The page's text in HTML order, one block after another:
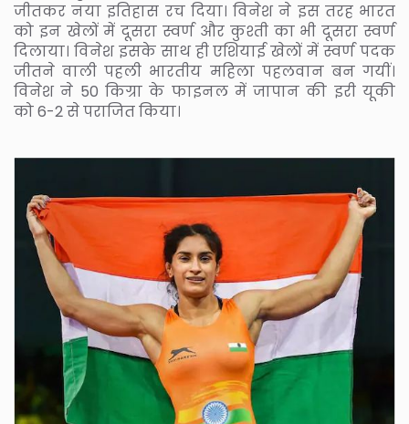
जीतकर नया इतिहास रच दिया। विनेश ने इस तरह भारत
को इन खेलों में दूसरा स्वर्ण और कुश्ती का भी दूसरा स्वर्ण
दिलाया। विनेश इसके साथ ही एशियाई खेलों में स्वर्ण पदक
जीतने वाली पहली भारतीय महिला पहलवान बन गयीं।
विनेश ने 50 किग्रा के फाइनल में जापान की इरी यूकी
को 6-2 से पराजित किया।